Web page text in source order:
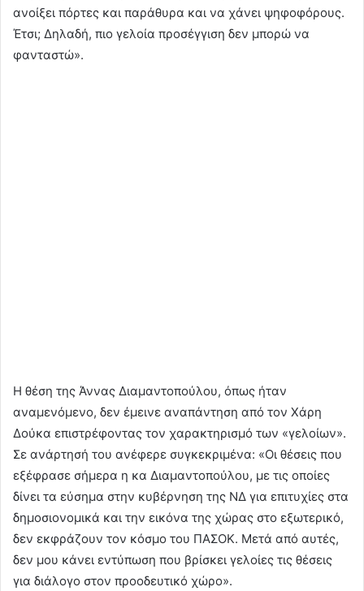
ανοίξει πόρτες και παράθυρα και να χάνει ψηφοφόρους.
Έτσι; Δηλαδή, πιο γελοία προσέγγιση δεν μπορώ να
φανταστώ».
Η θέση της Άννας Διαμαντοπούλου, όπως ήταν
αναμενόμενο, δεν έμεινε αναπάντηση από τον Χάρη
Δούκα επιστρέφοντας τον χαρακτηρισμό των «γελοίων».
Σε ανάρτησή του ανέφερε συγκεκριμένα: «Οι θέσεις που
εξέφρασε σήμερα η κα Διαμαντοπούλου, με τις οποίες
δίνει τα εύσημα στην κυβέρνηση της ΝΔ για επιτυχίες στα
δημοσιονομικά και την εικόνα της χώρας στο εξωτερικό,
δεν εκφράζουν τον κόσμο του ΠΑΣΟΚ. Μετά από αυτές,
δεν μου κάνει εντύπωση που βρίσκει γελοίες τις θέσεις
για διάλογο στον προοδευτικό χώρο».